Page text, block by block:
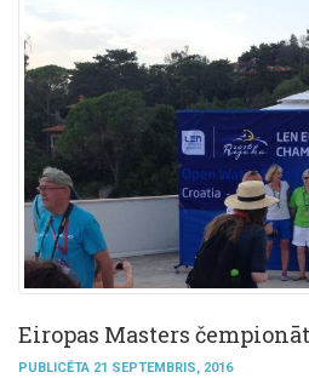
Eiropas Masters
PUBLICĒTA 21 SEPTEMBRIS, 2016